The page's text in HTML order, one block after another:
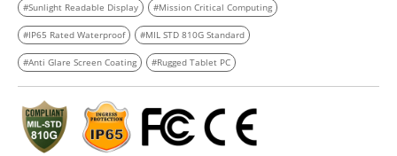
#Sunlight Readable Display #Mission Critical Computing
#IP65 Rated Waterproof #MIL STD 810G Standard
#Anti Glare Screen Coating #Rugged Tablet PC